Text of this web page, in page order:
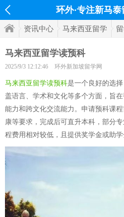
环外·专注新马
资讯中心 马来西亚留学
马来西亚留学读预科
2025/9/3 12:12:46 环外新加坡留学网
马来西亚留学读预科是一个良好的选
盖语言、学术和文化等多个方面，旨
能力和跨文化交流能力。申请预科课
康等要求，完成后可直升本科，部分
程费用相对较低，且提供奖学金或助学